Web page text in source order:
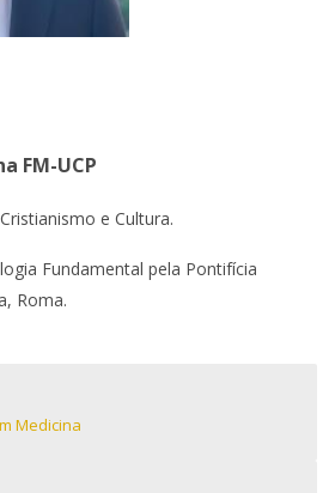
FM-UCP
e Cultura.
Fundamental pela Pontifícia
Roma.
Medicina